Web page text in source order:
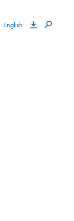
English